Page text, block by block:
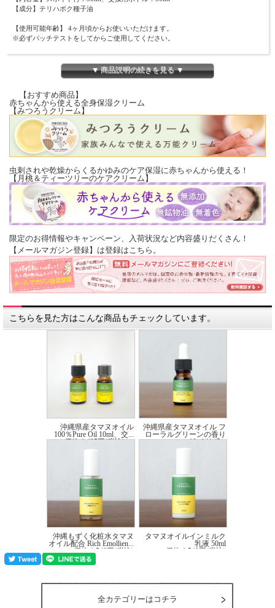
【成分】テリハボク種子油
【使用可能年齢】 4ヶ月頃からお使いいただけます。
※必ずパッチテストをしてからご使用してください。
【タマヌオイルとは】
タマヌオイルは、タマヌの木の種から搾油されるオイルで、日差しの強い太平洋の
私たちは、沖縄に古くから生育するタマヌの木から、その恵みの種を大切に集め、
化学薬品を一切使用せず、非加熱で丁寧に絞って、天然の美容成分たっぷりのタマ
ヌオイルをお届けしています。
【初めてお使い頂く前に】
Natrural Essence TAMANUのタマヌオイルは、通常肌の方だけでなく、敏感肌の方
を対象にしたパッチテストも実施して、安全性を確認しています。
塗って頂き、異常が生じないか、ご確認頂くことをお勧めします。
【寒くて固まった場合には】
Natrural Essence TAMANUのタマヌオイルは、 100%の天然オイルですので、20℃
以下では白いもやが生じ、更に気温が下がると固まります。
しかし、品質への影響はございません。固まってもスポイトで取り出せるようでし
スポイトで取り出せない場合は、瓶を手で握ったり、ぬるま湯（30～40℃）で湯せ
んしたりして、しばらく温めてからお使い下さい。
【交換用について】
スポイト付きの沖縄県産タマヌオイル 100%Pure oil 30mlの交換用ボトルです。
スポイトは付いておりません。
【ご使用上の注意】
●ご使用中に異常を感じた場合は、直ちにご使用を中止してください。
●自然物由来の成分により、色やにおいに変化が生じることがありますが、品質に
●冷えると白いモヤや粒が生じることがありますが、品質に問題ありません。
▼ 商品説明の続きを見る ▼
【おすすめ商品】
赤ちゃんから使える全身保湿クリーム
【みつろうクリーム】
虫刺されや乾燥からくるかゆみのケア保湿に赤ちゃんから使える！
【月桃＆ティーツリーのケアクリーム】
限定のお得情報やキャンペーン、入荷状況など内容盛りだくさん！
【メールマガジン登録】は登録はこちら。
こちらを見た方はこんな商品もチェックしています。
沖縄県産タマヌオイル
100％Pure Oil 10ml、交...
価格:1,485円(税込)～
沖縄県産タマヌオイル フ
ローラルグリーンの香り
10ml 敏感...
価格:1,540円(税込)
沖縄もずく化粧水タマヌ
オイル配合 Rich Emollien...
価格:1,540円(税込)
タマヌオイルインミルク
乳液 50ml
価格:1,540円(税込)
全カテゴリーはコチラ